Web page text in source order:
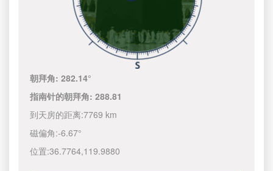
朝拜角:282.14°
指南针的朝拜角:288.81
到天房的距离:7769 km
磁偏角:-6.67°
位置:36.7764,119.9880